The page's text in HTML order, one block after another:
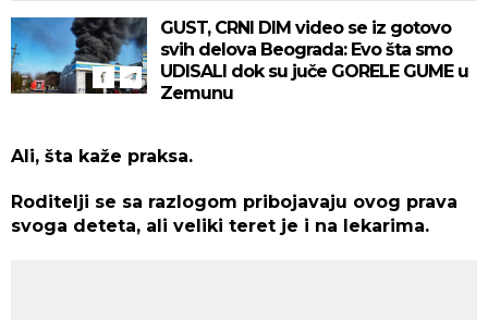
GUST, CRNI DIM video se iz gotovo
svih delova Beograda: Evo šta smo
UDISALI dok su juče GORELE GUME u
Zemunu
Ali, šta kaže praksa.
Roditelji se sa razlogom pribojavaju ovog prava
svoga deteta, ali veliki teret je i na lekarima.